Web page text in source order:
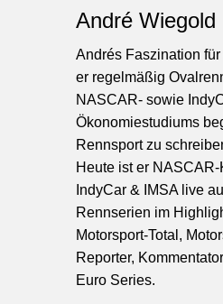
André Wiegold
Andrés Faszination
er regelmäßig
NASCAR- sowie
Ökonomiestudiums
Rennsport zu
Heute ist er
IndyCar & IMSA live
Rennserien im
Motorsport-Total,
Reporter,
Euro Series.